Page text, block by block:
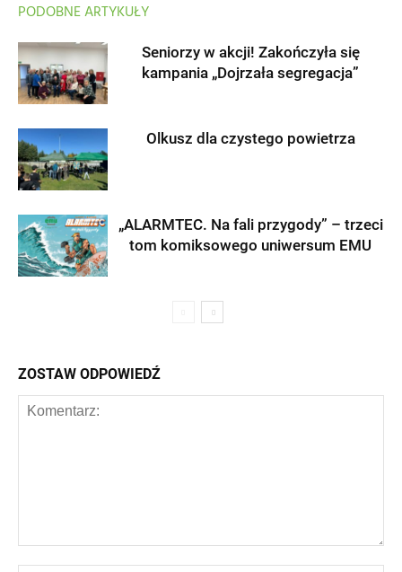
PODOBNE ARTYKUŁY
Seniorzy w akcji! Zakończyła się
kampania „Dojrzała segregacja”
Olkusz dla czystego powietrza
„ALARMTEC. Na fali przygody” – trzeci
tom komiksowego uniwersum EMU
ZOSTAW ODPOWIEDŹ